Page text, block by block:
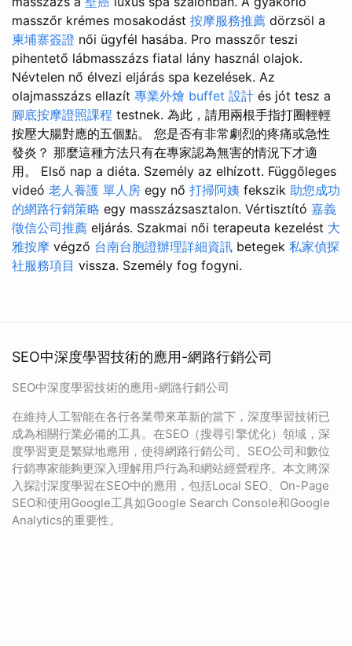
masszőr krémes mosakodást 按摩服務推薦 dörzsöl a
柬埔寨簽證 női ügyfél hasába. Pro masszőr teszi
pihentető lábmasszázs fiatal lány használ olajok.
Névtelen nő élvezi eljárás spa kezelések. Az
olajmasszázs ellazít 專業外燴 buffet 設計 és jót tesz a
腳底按摩證照課程 testnek. 為此，請用兩根手指打圈輕輕
按壓大腸對應的五個點。 您是否有非常劇烈的疼痛或急性
發炎？ 那麼這種方法只有在專家認為無害的情況下才適
用。 Első nap a diéta. Személy az elhízott. Függőleges
videó 老人養護 單人房 egy nő 打掃阿姨 fekszik 助您成功
的網路行銷策略 egy masszázsasztalon. Vértisztító 嘉義
徵信公司推薦 eljárás. Szakmai női terapeuta kezelést 大
雅按摩 végző 台南台胞證辦理詳細資訊 betegek 私家偵探
社服務項目 vissza. Személy fog fogyni.
SEO中深度學習技術的應用-網路行銷公司
SEO中深度學習技術的應用-網路行銷公司
在維持人工智能在各行各業帶來革新的當下，深度學習技術已
成為相關行業必備的工具。在SEO（搜尋引擎优化）領域，深
度學習更是繁獄地應用，使得網路行銷公司、SEO公司和數位
行銷專家能夠更深入理解用戶行為和網站經營程序。本文將深
入探討深度學習在SEO中的應用，包括Local SEO、On-Page
SEO和使用Google工具如Google Search Console和Google
Analytics的重要性。